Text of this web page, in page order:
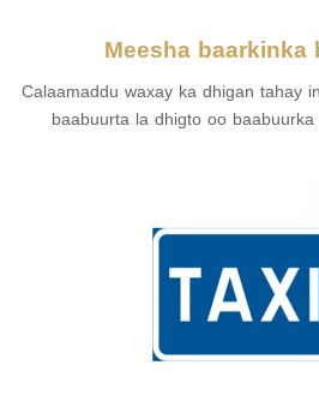
Meesha
Calaamaddu waxay ka dhigan tahay
baabuurta la dhigto oo